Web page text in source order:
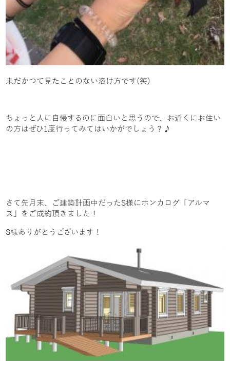
未だかつて見たことのない溶け方です(笑)
ちょっと人に自慢するのに面白いと思うので、お近くにお住い
の方はぜひ1度行ってみてはいかがでしょう？♪
さて先月末、ご建築計画中だったS様にホンカログ「アルマ
ス」をご成約頂きました！
S様ありがとうございます！